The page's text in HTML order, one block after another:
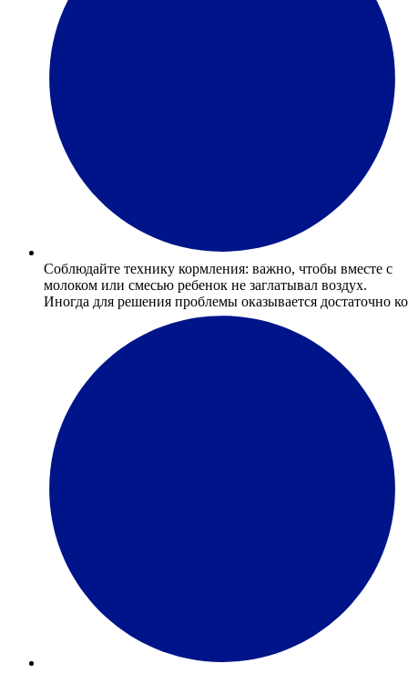
Соблюдайте технику кормления: важно, чтобы вместе с
молоком или смесью ребенок не заглатывал воздух.
Иногда для решения проблемы оказывается достаточно